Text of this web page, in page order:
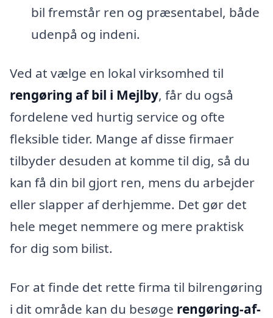
bil fremstår ren og præsentabel, både
udenpå og indeni.
Ved at vælge en lokal virksomhed til
rengøring af bil i Mejlby, får du også
fordelene ved hurtig service og ofte
fleksible tider. Mange af disse firmaer
tilbyder desuden at komme til dig, så du
kan få din bil gjort ren, mens du arbejder
eller slapper af derhjemme. Det gør det
hele meget nemmere og mere praktisk
for dig som bilist.
For at finde det rette firma til bilrengøring
i dit område kan du besøge rengøring-af-